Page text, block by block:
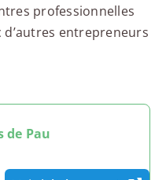
professionnelles
d’autres entrepreneurs
de Pau